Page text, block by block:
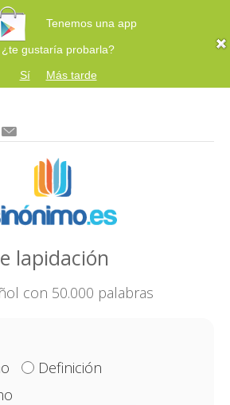
Tenemos una app
gustaría probarla?
Sí
Más tarde
lapidación
con 50.000 palabras
Definición